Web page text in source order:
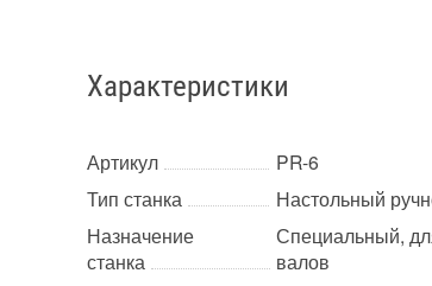
Характеристики
Артикул
PR-6
Тип станка
Настольный
Назначение
станка
Специальный,
валов